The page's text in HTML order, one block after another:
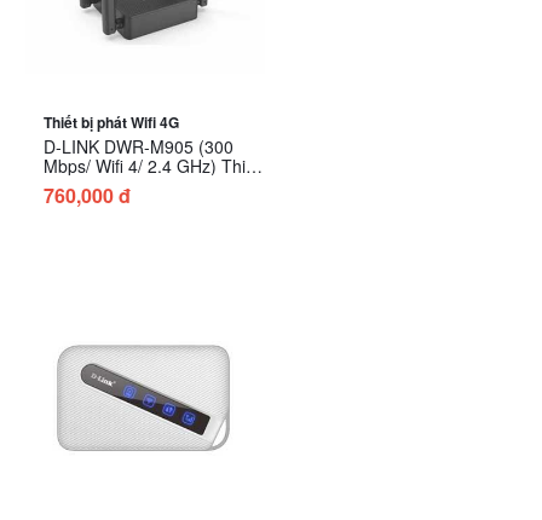
Thiết bị phát Wifi 4G
D-LINK DWR-M905 (300
Mbps/ Wifi 4/ 2.4 GHz) Thiết
bị dùng chia sẻ mạng 3G,
4G không dây
760,000 đ